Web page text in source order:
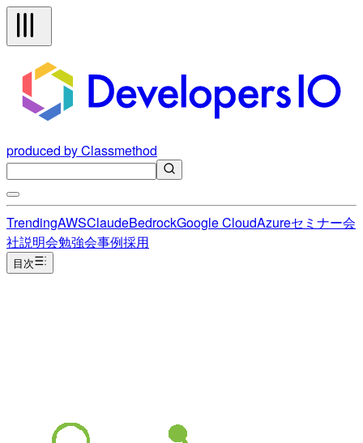
produced by Classmethod
TrendingAWSClaudeBedrockGoogle CloudAzureセミナー会
社説明会勉強会事例採用
目次